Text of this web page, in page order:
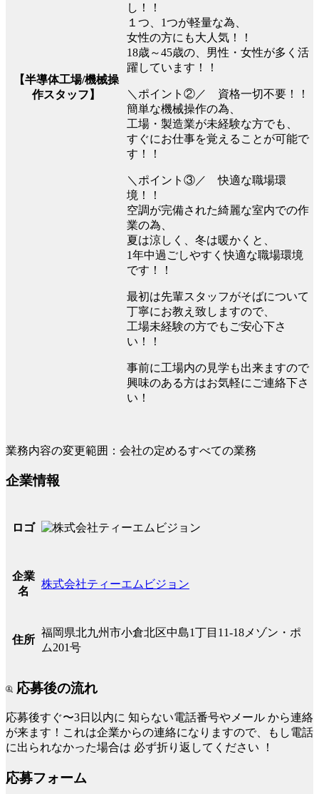
【半導体工場/機械操
作スタッフ】
し！！
１つ、1つが軽量な為、
女性の方にも大人気！！
18歳～45歳の、男性・女性が多く活
躍しています！！
＼ポイント②／ 資格一切不要！！
簡単な機械操作の為、
工場・製造業が未経験な方でも、
すぐにお仕事を覚えることが可能で
す！！
＼ポイント③／ 快適な職場環
境！！
空調が完備された綺麗な室内での作
業の為、
夏は涼しく、冬は暖かくと、
1年中過ごしやすく快適な職場環境
です！！
最初は先輩スタッフがそばについて
丁寧にお教え致しますので、
工場未経験の方でもご安心下さ
い！！
事前に工場内の見学も出来ますので
興味のある方はお気軽にご連絡下さ
い！
業務内容の変更範囲：会社の定めるすべての業務
企業情報
ロゴ
企業
名
株式会社ティーエムビジョン
住所
福岡県北九州市小倉北区中島1丁目11-18メゾン・ポ
ム201号
応募後の流れ
応募後すぐ〜3日以内に 知らない電話番号やメール から連絡
が来ます！これは企業からの連絡になりますので、もし電話
に出られなかった場合は 必ず折り返してください ！
応募フォーム